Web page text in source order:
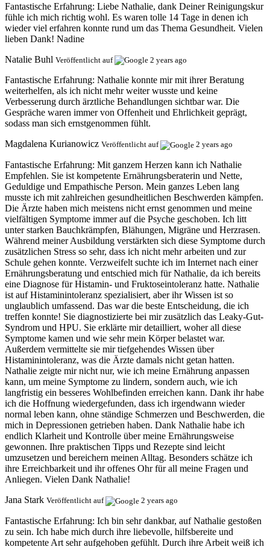
Fantastische Erfahrung: Liebe Nathalie, dank Deiner Reinigungskur
fühle ich mich richtig wohl. Es waren tolle 14 Tage in denen ich
wieder viel erfahren konnte rund um das Thema Gesundheit. Vielen
lieben Dank! Nadine
Natalie Buhl Veröffentlicht auf 2 years ago
Fantastische Erfahrung: Nathalie konnte mir mit ihrer Beratung
weiterhelfen, als ich nicht mehr weiter wusste und keine
Verbesserung durch ärztliche Behandlungen sichtbar war. Die
Gespräche waren immer von Offenheit und Ehrlichkeit geprägt,
sodass man sich ernstgenommen fühlt.
Magdalena Kurianowicz Veröffentlicht auf 2 years ago
Fantastische Erfahrung: Mit ganzem Herzen kann ich Nathalie
Empfehlen. Sie ist kompetente Ernährungsberaterin und Nette,
Geduldige und Empathische Person. Mein ganzes Leben lang
musste ich mit zahlreichen gesundheitlichen Beschwerden kämpfen.
Die Ärzte haben mich meistens nicht ernst genommen und meine
vielfältigen Symptome immer auf die Psyche geschoben. Ich litt
unter starken Bauchkrämpfen, Blähungen, Migräne und Herzrasen.
Während meiner Ausbildung verstärkten sich diese Symptome durch
zusätzlichen Stress so sehr, dass ich nicht mehr arbeiten und zur
Schule gehen konnte. Verzweifelt suchte ich im Internet nach einer
Ernährungsberatung und entschied mich für Nathalie, da ich bereits
eine Diagnose für Histamin- und Fruktoseintoleranz hatte. Nathalie
ist auf Histaminintoleranz spezialisiert, aber ihr Wissen ist so
unglaublich umfassend. Das war die beste Entscheidung, die ich
treffen konnte! Sie diagnostizierte bei mir zusätzlich das Leaky-Gut-
Syndrom und HPU. Sie erklärte mir detailliert, woher all diese
Symptome kamen und wie sehr mein Körper belastet war.
Außerdem vermittelte sie mir tiefgehendes Wissen über
Histaminintoleranz, was die Ärzte damals nicht getan hatten.
Nathalie zeigte mir nicht nur, wie ich meine Ernährung anpassen
kann, um meine Symptome zu lindern, sondern auch, wie ich
langfristig ein besseres Wohlbefinden erreichen kann. Dank ihr habe
ich die Hoffnung wiedergefunden, dass ich irgendwann wieder
normal leben kann, ohne ständige Schmerzen und Beschwerden, die
mich in Depressionen getrieben haben. Dank Nathalie habe ich
endlich Klarheit und Kontrolle über meine Ernährungsweise
gewonnen. Ihre praktischen Tipps und Rezepte sind leicht
umzusetzen und bereichern meinen Alltag. Besonders schätze ich
ihre Erreichbarkeit und ihr offenes Ohr für all meine Fragen und
Anliegen. Vielen Dank Nathalie!
Jana Stark Veröffentlicht auf 2 years ago
Fantastische Erfahrung: Ich bin sehr dankbar, auf Nathalie gestoßen
zu sein. Ich habe mich durch ihre liebevolle, hilfsbereite und
kompetente Art sehr aufgehoben gefühlt. Durch ihre Arbeit weiß ich